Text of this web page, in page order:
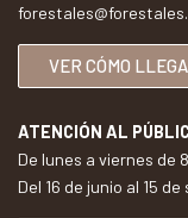
VER CÓMO
ATENCIÓN AL
De lunes a viernes de
Del 16 de junio al 15